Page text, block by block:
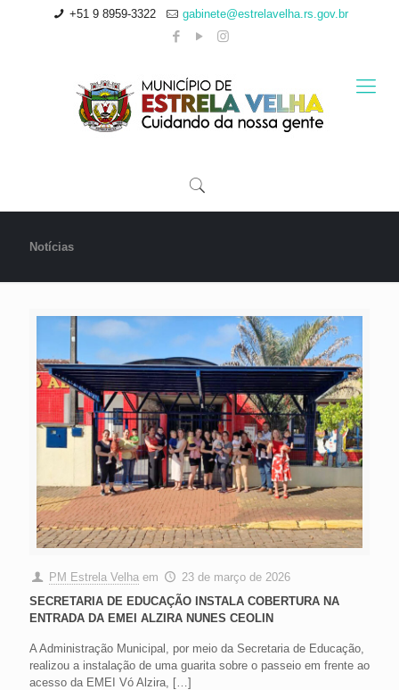
+51 9 8959-3322 gabinete@estrelavelha.rs.gov.br
Notícias
PM Estrela Velha em
23 de março de 2026
SECRETARIA DE EDUCAÇÃO INSTALA COBERTURA NA
ENTRADA DA EMEI ALZIRA NUNES CEOLIN
A Administração Municipal, por meio da Secretaria de Educação,
realizou a instalação de uma guarita sobre o passeio em frente ao
acesso da EMEI Vó Alzira, […]